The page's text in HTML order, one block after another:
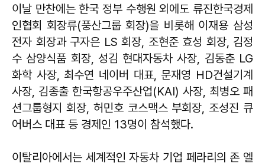
이날 만찬에는 한국 정부 수행원 외에도 류진한국경제
인협회 회장류(풍산그룹 회장)을 비롯해 이재용 삼성
전자 회장과 구자은 LS 회장, 조현준 효성 회장, 김정
수 삼양식품 회장, 성김 현대자동차 사장, 김동춘 LG
화학 사장, 최수연 네이버 대표, 문재영 HD건설기계
사장, 김종출 한국항공우주산업(KAI) 사장, 최병오 패
션그룹형지 회장, 허민호 코스맥스 부회장, 조성진 큐
어버스 대표 등 경제인 13명이 참석했다.
이탈리아에서는 세계적인 자동차 기업 페라리의 존 엘